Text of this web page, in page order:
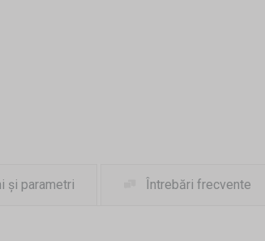
și parametri Întrebări frecvente